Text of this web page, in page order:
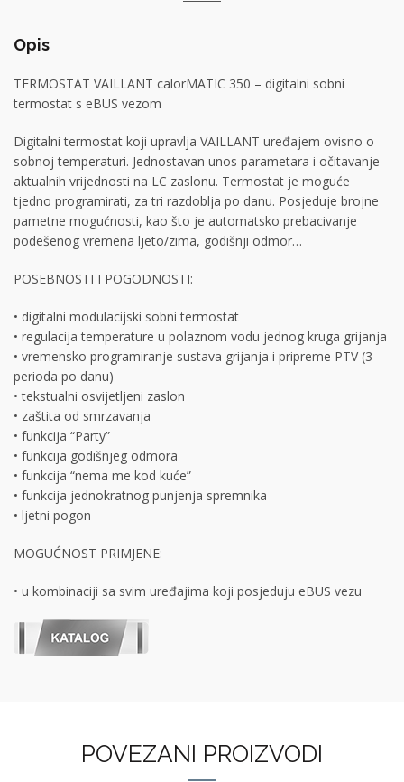
Opis
TERMOSTAT VAILLANT calorMATIC 350 – digitalni sobni
termostat s eBUS vezom
Digitalni termostat koji upravlja VAILLANT uređajem ovisno o
sobnoj temperaturi. Jednostavan unos parametara i očitavanje
aktualnih vrijednosti na LC zaslonu. Termostat je moguće
tjedno programirati, za tri razdoblja po danu. Posjeduje brojne
pametne mogućnosti, kao što je automatsko prebacivanje
podešenog vremena ljeto/zima, godišnji odmor…
POSEBNOSTI I POGODNOSTI:
• digitalni modulacijski sobni termostat
• regulacija temperature u polaznom vodu jednog kruga grijanja
• vremensko programiranje sustava grijanja i pripreme PTV (3
perioda po danu)
• tekstualni osvijetljeni zaslon
• zaštita od smrzavanja
• funkcija “Party”
• funkcija godišnjeg odmora
• funkcija “nema me kod kuće”
• funkcija jednokratnog punjenja spremnika
• ljetni pogon
MOGUĆNOST PRIMJENE:
• u kombinaciji sa svim uređajima koji posjeduju eBUS vezu
POVEZANI PROIZVODI